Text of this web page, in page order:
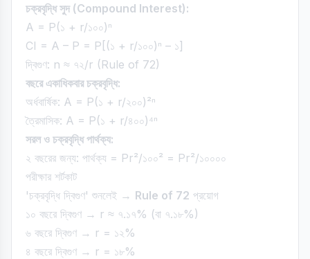
চক্রবৃদ্ধি সুদ (Compound Interest):
A = P(১ + r/১০০)ⁿ
CI = A – P = P[(১ + r/১০০)ⁿ – ১]
দ্বিগুণ: n ≈ ৭২/r (Rule of 72)
বছরে একাধিকবার চক্রবৃদ্ধি:
অর্ধবার্ষিক: A = P(১ + r/২০০)²ⁿ
ত্রৈমাসিক: A = P(১ + r/৪০০)⁴ⁿ
সরল ও চক্রবৃদ্ধি পার্থক্য:
২ বছরের জন্য: পার্থক্য = Pr²/১০০² = Pr²/১০০০০
পরীক্ষার শর্টকাট
'চক্রবৃদ্ধি দ্বিগুণ' শুনলেই → Rule of 72 প্রয়োগ
১০ বছরে দ্বিগুণ → r ≈ ৭.১৭% (বা ৭.১৮%)
৬ বছরে দ্বিগুণ → r = ১২%
৪ বছরে দ্বিগুণ → r = ১৮%